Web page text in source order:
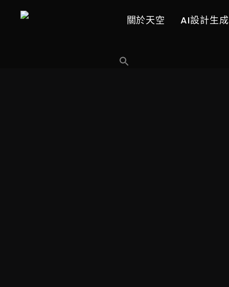
關於天空 AI設計生成